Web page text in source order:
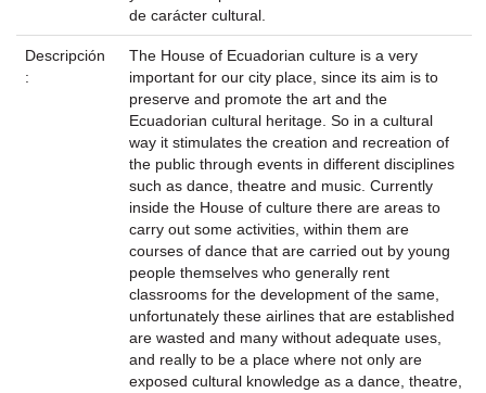
de carácter cultural.
Descripción
:
The House of Ecuadorian culture is a very
important for our city place, since its aim is to
preserve and promote the art and the
Ecuadorian cultural heritage. So in a cultural
way it stimulates the creation and recreation of
the public through events in different disciplines
such as dance, theatre and music. Currently
inside the House of culture there are areas to
carry out some activities, within them are
courses of dance that are carried out by young
people themselves who generally rent
classrooms for the development of the same,
unfortunately these airlines that are established
are wasted and many without adequate uses,
and really to be a place where not only are
exposed cultural knowledge as a dance, theatre,